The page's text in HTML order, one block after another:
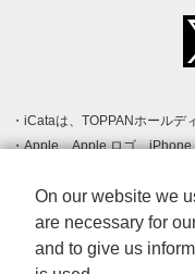
iCataは、TOPPANホールデ
Apple、Apple ロゴ、
登録された Apple Inc. の商
クです。
Android、Google Play お
す。
Windows は Microsoft Inc.
On our website we
are necessary for
and to give us